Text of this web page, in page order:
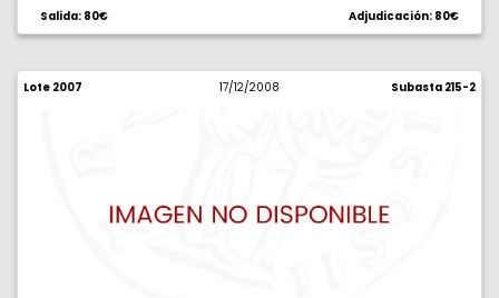
Salida: 80€ Adjudicación: 80€
Lote 2007 17/12/2008 Subasta 215-2